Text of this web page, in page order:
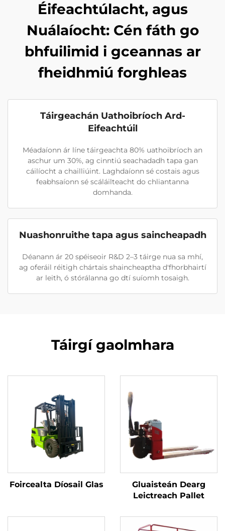
Éifeachtúlacht, agus
Nuálaíocht: Cén fáth go
bhfuilimid i gceannas ar
fheidhmiú forghleas
Táirgeachán Uathoibríoch Ard-
Eifeachtúil
Méadaíonn ár líne táirgeachta 80% uathoibríoch an
aschur um 30%, ag cinntiú seachadadh tapa gan
cáilíocht a chailliúint. Laghdaíonn sé costais agus
feabhsaíonn sé scáláilteacht do chliantanna
domhanda.
Nuashonruithe tapa agus saincheapadh
Déanann ár 20 spéiseoir R&D 2–3 táirge nua sa mhí,
ag oferáil réitigh chártais shaincheaptha d'fhorbhairtí
ar leith, ó stórálanna go dtí suíomh tosaigh.
Táirgí gaolmhara
Foircealta Díosail Glas
Gluaisteán Dearg
Leictreach Pallet